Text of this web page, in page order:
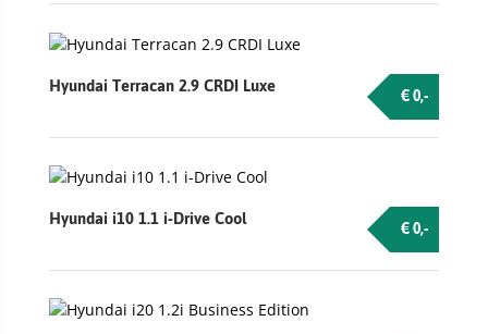
Hyundai Terracan 2.9 CRDI Luxe € 0,-
Hyundai i10 1.1 i-Drive Cool € 0,-